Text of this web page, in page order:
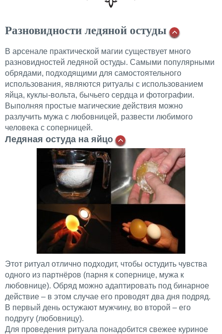
Разновидности ледяной остуды
В арсенале практической магии существует много
разновидностей ледяной остуды. Самыми популярными
обрядами, подходящими для самостоятельного
использования, являются ритуалы с использованием
яйца, куклы-вольта, бычьего сердца и фотографии.
Выполняя простые магические действия можно
разлучить мужа с любовницей, развести любимого
человека с соперницей.
Ледяная остуда на яйцо
Этот ритуал отлично подходит, чтобы остудить чувства
одного из партнёров (парня к сопернице, мужа к
любовнице). Обряд можно адаптировать под бинарное
действие – в этом случае его проводят два дня подряд.
В первый день остужают мужчину, во второй – его
подругу (любовницу).
Для проведения ритуала понадобится свежее куриное